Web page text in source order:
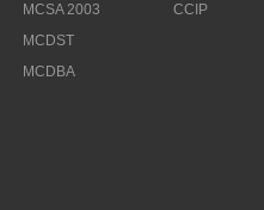
MCSA 2003
MCDST
MCDBA
CCIP